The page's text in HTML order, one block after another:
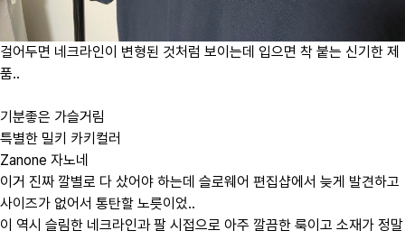
걸어두면 네크라인이 변형된 것처럼 보이는데 입으면 착 붙는 신기한 제
품..
기분좋은 가슬거림
특별한 밀키 카키컬러
Zanone 자노네
이거 진짜 깔별로 다 샀어야 하는데 슬로웨어 편집샵에서 늦게 발견하고
사이즈가 없어서 통탄할 노릇이었..
이 역시 슬림한 네크라인과 팔 시접으로 아주 깔끔한 룩이고 소재가 정말